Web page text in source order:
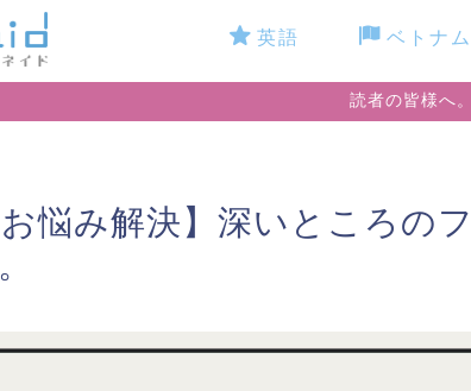
英語 ベトナム
読者の皆様へ
お悩み解決】深いところの